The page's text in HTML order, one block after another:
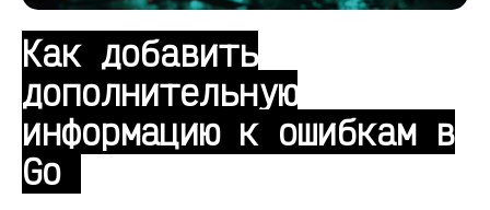
Как добавить
дополнительную
информацию к ошибкам в
Go